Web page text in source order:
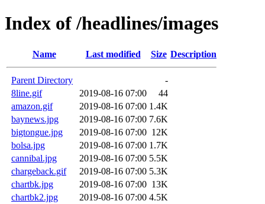
Index of /headlines/images
Name Last modified Size Description
Parent Directory
-
8line.gif
2019-08-16 07:00
44
amazon.gif
2019-08-16 07:00 1.4K
baynews.jpg
2019-08-16 07:00 7.6K
bigtongue.jpg
2019-08-16 07:00 12K
bolsa.jpg
2019-08-16 07:00 1.7K
cannibal.jpg
2019-08-16 07:00 5.5K
chargeback.gif
2019-08-16 07:00 5.3K
chartbk.jpg
2019-08-16 07:00 13K
chartbk2.jpg
2019-08-16 07:00 4.5K